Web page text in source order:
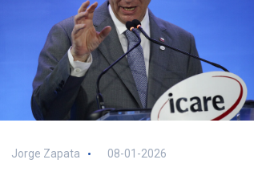
Jorge Zapata 08-01-2026